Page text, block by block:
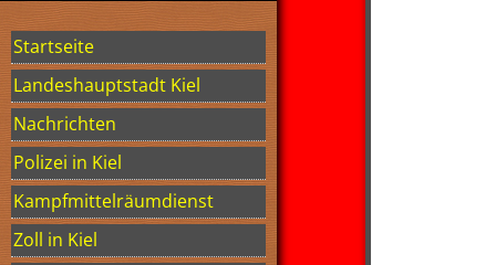
Startseite
Landeshauptstadt Kiel
Nachrichten
Polizei in Kiel
Kampfmittelräumdienst
Zoll in Kiel